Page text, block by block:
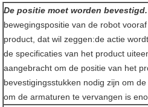
De positie moet worden bevestigd.
bewegingspositie van de robot
product, dat wil zeggen:de actie
de specificaties van het product
aangebracht om de positie van het
bevestigingsstukken nodig zijn om
om de armaturen te vervangen is